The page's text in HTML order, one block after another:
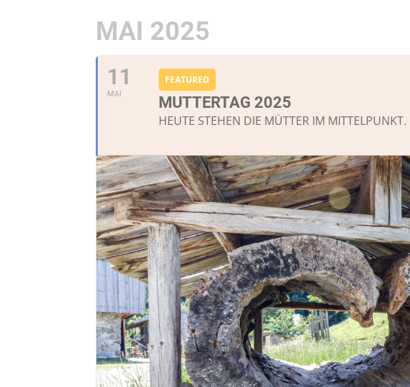
MAI 2025
11
MAI
FEATURED
MUTTERTAG 2025
HEUTE STEHEN DIE MÜTTER IM MITTELPUNKT.